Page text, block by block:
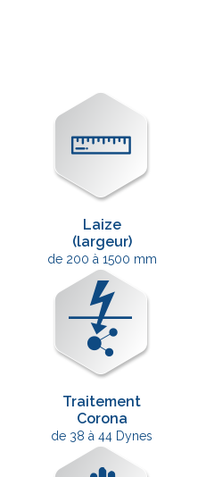
Laize
(largeur)
de 200 à 1500 mm
Traitement
Corona
de 38 à 44 Dynes